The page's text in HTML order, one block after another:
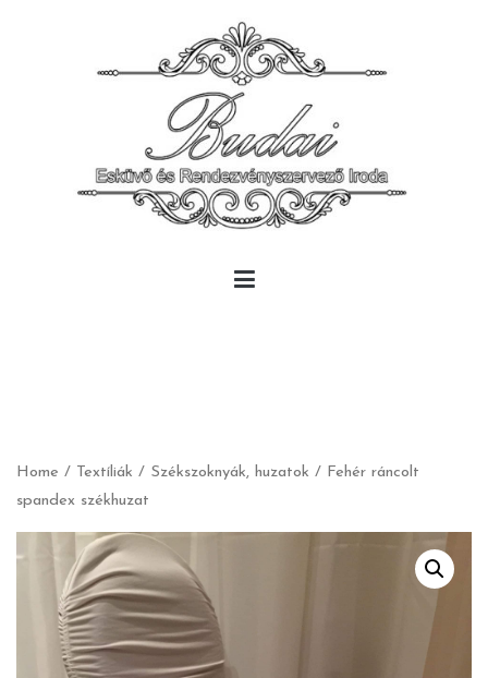
Home / Textíliák / Székszoknyák, huzatok / Fehér ráncolt
spandex székhuzat